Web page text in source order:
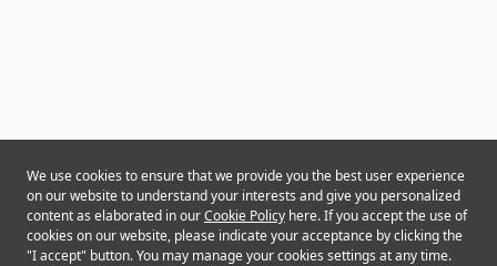
We use cookies to ensure that we provide you the best user experience
on our website to understand your interests and give you personalized
content as elaborated in ourCookie Policy here. If you accept the use of
cookies on our website, please indicate your acceptance by clicking the
"I accept" button. You may manage your cookies settings at any time.